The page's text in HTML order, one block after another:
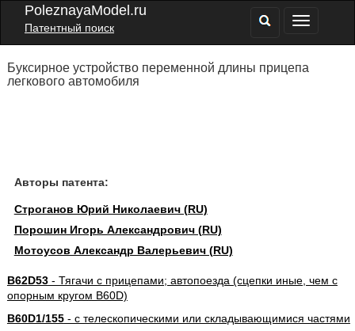
PoleznayaModel.ru
Патентный поиск
Буксирное устройство переменной длины прицепа
легкового автомобиля
Авторы патента:
Строганов Юрий Николаевич (RU)
Порошин Игорь Александрович (RU)
Мотоусов Александр Валерьевич (RU)
B62D53- Тягачи с прицепами; автопоезда (сцепки иные, чем с
опорным кругом B60D)
B60D1/155- с телескопическими или складывающимися частями